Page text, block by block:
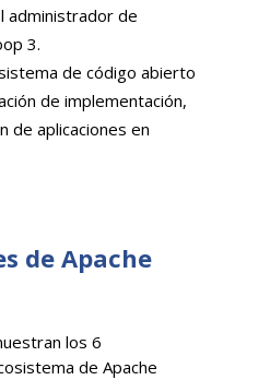
administrador de
3.
de código abierto
de implementación,
de aplicaciones en
de Apache
los 6
de Apache